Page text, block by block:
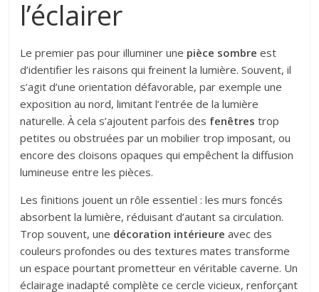
l’éclairer
Le premier pas pour illuminer une pièce sombre est
d’identifier les raisons qui freinent la lumière. Souvent, il
s’agit d’une orientation défavorable, par exemple une
exposition au nord, limitant l’entrée de la lumière
naturelle. À cela s’ajoutent parfois des fenêtres trop
petites ou obstruées par un mobilier trop imposant, ou
encore des cloisons opaques qui empêchent la diffusion
lumineuse entre les pièces.
Les finitions jouent un rôle essentiel : les murs foncés
absorbent la lumière, réduisant d’autant sa circulation.
Trop souvent, une décoration intérieure avec des
couleurs profondes ou des textures mates transforme
un espace pourtant prometteur en véritable caverne. Un
éclairage inadapté complète ce cercle vicieux, renforçant